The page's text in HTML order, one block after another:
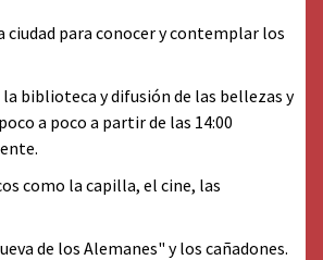
ciudad para conocer y contemplar los
biblioteca y difusión de las bellezas y
a poco a partir de las 14:00
como la capilla, el cine, las
de los Alemanes" y los cañadones.